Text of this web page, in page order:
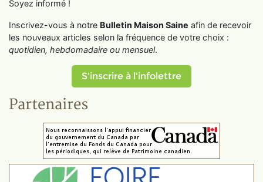
Soyez informé !
Inscrivez-vous à notre Bulletin Maison Saine afin de recevoir
les nouveaux articles selon la fréquence de votre choix :
quotidien, hebdomadaire ou mensuel.
S'inscrire à l'infolettre
Partenaires